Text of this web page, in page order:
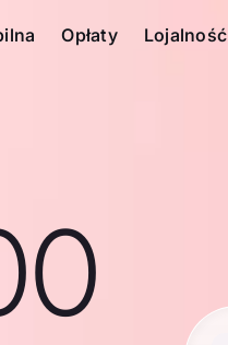
Opłaty Lojalność